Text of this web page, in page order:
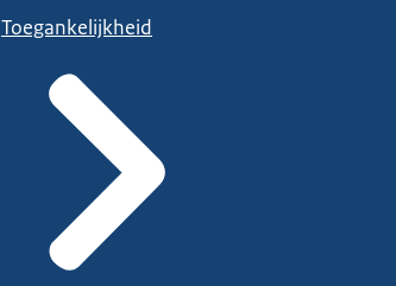
Toegankelijkheid